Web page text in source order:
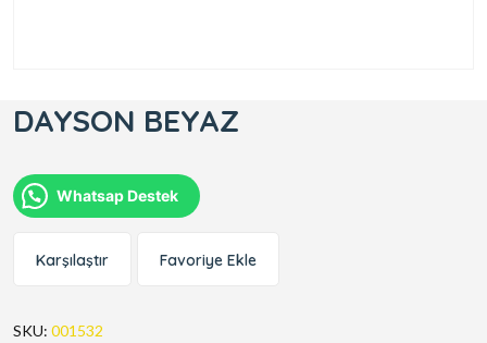
DAYSON BEYAZ
Whatsap Destek
Karşılaştır Favoriye Ekle
SKU: 001532